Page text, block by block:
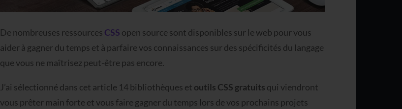
De nombreuses ressources CSS open source sont disponibles sur le web pour vous
aider à gagner du temps et à parfaire vos connaissances sur des spécificités du langage
que vous ne maîtrisez peut-être pas encore.
J’ai sélectionné dans cet article 14 bibliothèques et outils CSS gratuits qui viendront
vous prêter main forte et vous faire gagner du temps lors de vos prochains projets